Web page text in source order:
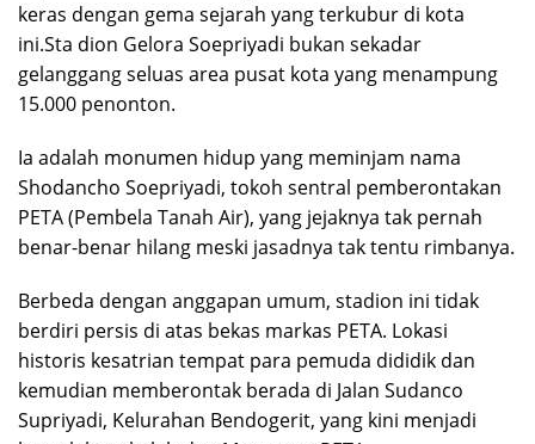
keras dengan gema sejarah yang terkubur di kota
ini.Sta dion Gelora Soepriyadi bukan sekadar
gelanggang seluas area pusat kota yang menampung
15.000 penonton.
Ia adalah monumen hidup yang meminjam nama
Shodancho Soepriyadi, tokoh sentral pemberontakan
PETA (Pembela Tanah Air), yang jejaknya tak pernah
benar-benar hilang meski jasadnya tak tentu rimbanya.
​Berbeda dengan anggapan umum, stadion ini tidak
berdiri persis di atas bekas markas PETA. Lokasi
historis kesatrian tempat para pemuda dididik dan
kemudian memberontak berada di Jalan Sudanco
Supriyadi, Kelurahan Bendogerit, yang kini menjadi